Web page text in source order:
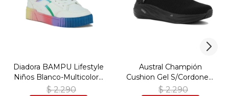
Diadora BAMPU Lifestyle
Niños Blanco-Multicolor -
Blanco-Multicolor
$ 2.290
Austral Champión
Cushion Gel S/Cordones/
Hombre - Negro - Negro
$ 2.290